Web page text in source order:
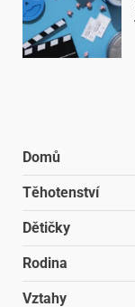
Domů
Těhotenství
Dětičky
Rodina
Vztahy